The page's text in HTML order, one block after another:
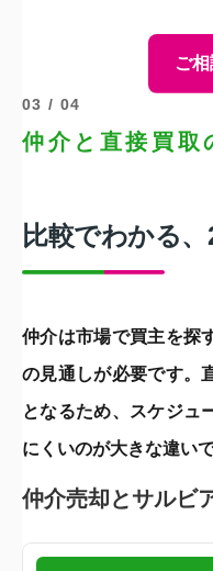
ご
03 / 04
仲介と直接買取
比較でわかる、
仲介は市場で買主を探
の見通しが必要です。
となるため、スケジュ
にくいのが大きな違いで
仲介売却とサルビ